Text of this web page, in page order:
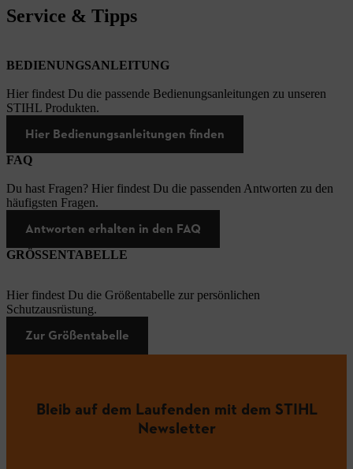
Service & Tipps
BEDIENUNGSANLEITUNG
Hier findest Du die passende Bedienungsanleitungen zu unseren
STIHL Produkten.
Hier Bedienungsanleitungen finden
FAQ
Du hast Fragen? Hier findest Du die passenden Antworten zu den
häufigsten Fragen.
Antworten erhalten in den FAQ
GRÖSSENTABELLE
Hier findest Du die Größentabelle zur persönlichen
Schutzausrüstung.
Zur Größentabelle
Bleib auf dem Laufenden mit dem STIHL
Newsletter